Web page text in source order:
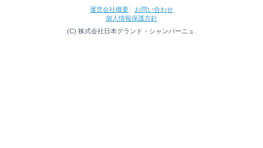
運営会社概要
お問い合わせ
個人情報保護方針
(C) 株式会社日本グランド・シャンパーニュ.